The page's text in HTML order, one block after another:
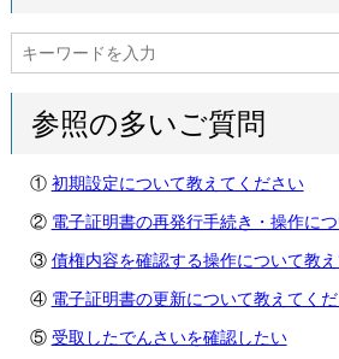
参照の多いご質問
初期設定について教えてください
電子証明書の再発行手続き・操作に
債権内容を確認する操作について教
電子証明書の更新について教えてく
受取したでんさいを確認したい